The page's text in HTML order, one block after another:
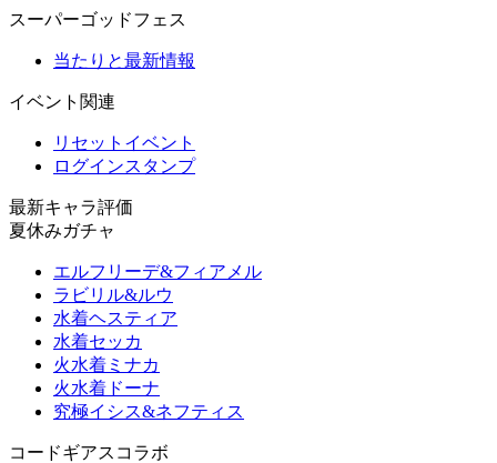
スーパーゴッドフェス
当たりと最新情報
イベント関連
リセットイベント
ログインスタンプ
最新キャラ評価
夏休みガチャ
エルフリーデ&フィアメル
ラビリル&ルウ
水着ヘスティア
水着セッカ
火水着ミナカ
火水着ドーナ
究極イシス&ネフティス
コードギアスコラボ